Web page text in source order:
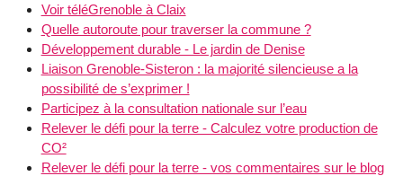
Voir téléGrenoble à Claix
Quelle autoroute pour traverser la commune ?
Développement durable - Le jardin de Denise
Liaison Grenoble-Sisteron : la majorité silencieuse a la
possibilité de s’exprimer !
Participez à la consultation nationale sur l’eau
Relever le défi pour la terre - Calculez votre production de
CO²
Relever le défi pour la terre - vos commentaires sur le blog